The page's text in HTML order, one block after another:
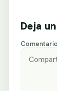
Deja
Comentario